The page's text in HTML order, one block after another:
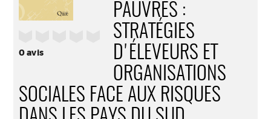
0avis
PAUVRES :
STRATÉGIES
D'ÉLEVEURS ET
ORGANISATIONS
SOCIALES FACE AUX RISQUES